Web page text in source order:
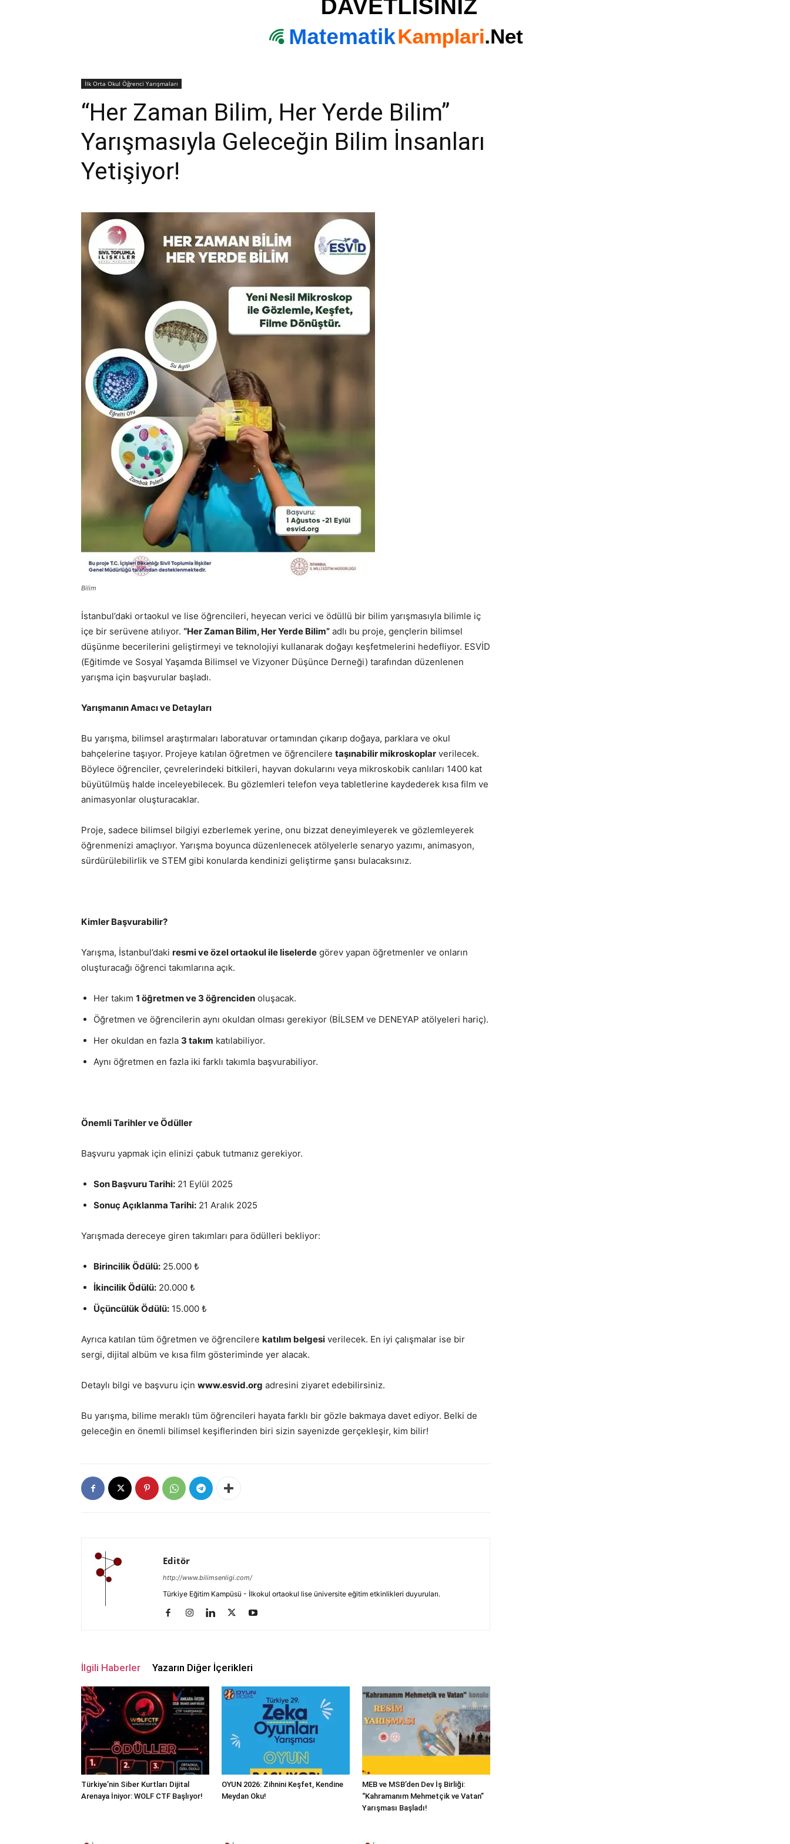
İlk Orta Okul Öğrenci Yarışmaları
“Her Zaman Bilim, Her Yerde Bilim”
Yarışmasıyla Geleceğin Bilim İnsanları
Yetişiyor!
Bilim
İstanbul’daki ortaokul ve lise öğrencileri, heyecan verici ve ödüllü bir bilim yarışmasıyla bilimle iç
içe bir serüvene atılıyor. “Her Zaman Bilim, Her Yerde Bilim” adlı bu proje, gençlerin bilimsel
düşünme becerilerini geliştirmeyi ve teknolojiyi kullanarak doğayı keşfetmelerini hedefliyor. ESVİD
(Eğitimde ve Sosyal Yaşamda Bilimsel ve Vizyoner Düşünce Derneği) tarafından düzenlenen
yarışma için başvurular başladı.
Yarışmanın Amacı ve Detayları
Bu yarışma, bilimsel araştırmaları laboratuvar ortamından çıkarıp doğaya, parklara ve okul
bahçelerine taşıyor. Projeye katılan öğretmen ve öğrencilere taşınabilir mikroskoplar verilecek.
Böylece öğrenciler, çevrelerindeki bitkileri, hayvan dokularını veya mikroskobik canlıları 1400 kat
büyütülmüş halde inceleyebilecek. Bu gözlemleri telefon veya tabletlerine kaydederek kısa film ve
animasyonlar oluşturacaklar.
Proje, sadece bilimsel bilgiyi ezberlemek yerine, onu bizzat deneyimleyerek ve gözlemleyerek
öğrenmenizi amaçlıyor. Yarışma boyunca düzenlenecek atölyelerle senaryo yazımı, animasyon,
sürdürülebilirlik ve STEM gibi konularda kendinizi geliştirme şansı bulacaksınız.
Kimler Başvurabilir?
Yarışma, İstanbul’daki resmi ve özel ortaokul ile liselerde görev yapan öğretmenler ve onların
oluşturacağı öğrenci takımlarına açık.
Her takım 1 öğretmen ve 3 öğrenciden oluşacak.
Öğretmen ve öğrencilerin aynı okuldan olması gerekiyor (BİLSEM ve DENEYAP atölyeleri hariç).
Her okuldan en fazla 3 takım katılabiliyor.
Aynı öğretmen en fazla iki farklı takımla başvurabiliyor.
Önemli Tarihler ve Ödüller
Başvuru yapmak için elinizi çabuk tutmanız gerekiyor.
Son Başvuru Tarihi: 21 Eylül 2025
Sonuç Açıklanma Tarihi: 21 Aralık 2025
Yarışmada dereceye giren takımları para ödülleri bekliyor:
Birincilik Ödülü: 25.000 ₺
İkincilik Ödülü: 20.000 ₺
Üçüncülük Ödülü: 15.000 ₺
Ayrıca katılan tüm öğretmen ve öğrencilere katılım belgesi verilecek. En iyi çalışmalar ise bir
sergi, dijital albüm ve kısa film gösteriminde yer alacak.
Detaylı bilgi ve başvuru için www.esvid.org adresini ziyaret edebilirsiniz.
Bu yarışma, bilime meraklı tüm öğrencileri hayata farklı bir gözle bakmaya davet ediyor. Belki de
geleceğin en önemli bilimsel keşiflerinden biri sizin sayenizde gerçekleşir, kim bilir!
Editör
http://www.bilimsenligi.com/
Türkiye Eğitim Kampüsü - İlkokul ortaokul lise üniversite eğitim etkinlikleri duyuruları.
İlgili Haberler Yazarın Diğer İçerikleri
Türkiye’nin Siber Kurtları Dijital
Arenaya İniyor: WOLF CTF Başlıyor!
OYUN 2026: Zihnini Keşfet, Kendine
Meydan Oku!
MEB ve MSB’den Dev İş Birliği:
“Kahramanım Mehmetçik ve Vatan”
Yarışması Başladı!